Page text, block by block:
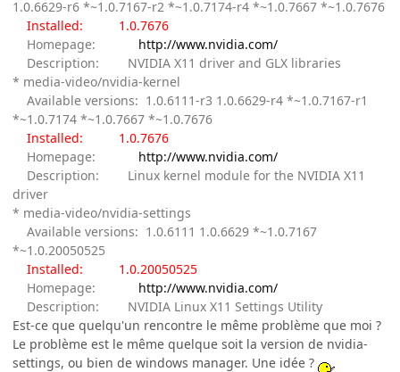
1.0.6629-r6 *~1.0.7167-r2 *~1.0.7174-r4 *~1.0.7667 *~1.0.7676
Installed: 1.0.7676
Homepage: http://www.nvidia.com/
Description: NVIDIA X11 driver and GLX libraries
* media-video/nvidia-kernel
Available versions: 1.0.6111-r3 1.0.6629-r4 *~1.0.7167-r1
*~1.0.7174 *~1.0.7667 *~1.0.7676
Installed: 1.0.7676
Homepage: http://www.nvidia.com/
Description: Linux kernel module for the NVIDIA X11
driver
* media-video/nvidia-settings
Available versions: 1.0.6111 1.0.6629 *~1.0.7167
*~1.0.20050525
Installed: 1.0.20050525
Homepage: http://www.nvidia.com/
Description: NVIDIA Linux X11 Settings Utility
Est-ce que quelqu'un rencontre le même problème que moi ?
Le problème est le même quelque soit la version de nvidia-
settings, ou bien de windows manager. Une idée ?